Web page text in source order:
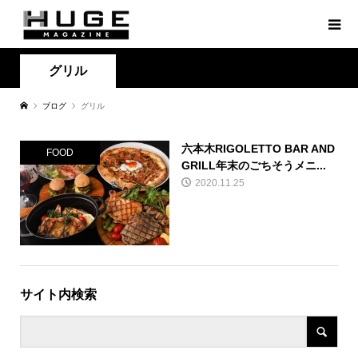
グリル
ブログ グリル
FOOD
六本木RIGOLETTO BAR AND
GRILL年末のごちそうメニ...
2020.11.25
サイト内検索